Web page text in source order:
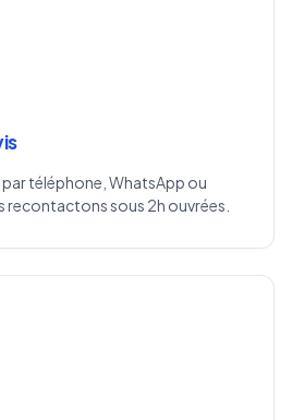
téléphone, WhatsApp ou
recontactons sous 2h ouvrées.